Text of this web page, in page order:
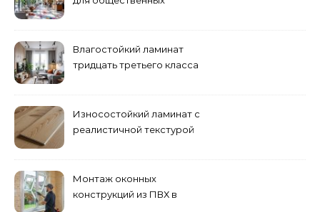
Влагостойкий ламинат
тридцать третьего класса
Износостойкий ламинат с
реалистичной текстурой
Монтаж оконных
конструкций из ПВХ в